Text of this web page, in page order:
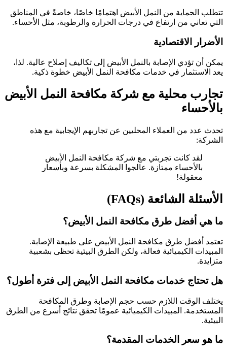
تتطلب الحماية من النمل الأبيض اهتمامًا خاصًا، خاصةً في المناطق
التي تعاني من ارتفاع في درجات الحرارة والرطوبة، مثل الأحساء.
الأضرار الاقتصادية
يمكن أن تؤدي الإصابة بالنمل الأبيض إلى تكاليف إصلاح عالية. لذا،
يعد الاستثمار في خدمات مكافحة النمل الأبيض خطوة ذكية.
تجارب محلية مع شركة مكافحة النمل الأبيض
بالأحساء
تحدث عدد من العملاء المحليين عن تجاربهم الإيجابية مع هذه
الشركة:
لقد كانت تجربتي مع شركة مكافحة النمل الأبيض
بالأحساء ممتازة. عالجوا المشكلة بسرعة وبأسعار
معقولة!
الأسئلة الشائعة (FAQs)
ما هي أفضل طرق مكافحة النمل الأبيض؟
تعتمد أفضل طرق مكافحة النمل الأبيض على طبيعة الإصابة.
المبيدات الكيميائية فعالة، ولكن الطرق البيئية تحظى بشعبية
متزايدة.
هل تحتاج خدمات مكافحة النمل الأبيض إلى فترة أطول؟
يختلف الوقت اللازم حسب حجم الإصابة وطرق المكافحة
المستخدمة. المبيدات الكيميائية عمومًا تحقق نتائج أسرع من الطرق
البيئية.
ما هو سعر الخدمات المقدمة؟